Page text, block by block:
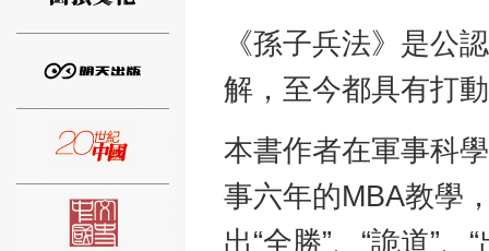
《孫子兵法》是公
解，至今都具有打
本書作者在軍事科
事六年的MBA教學
出“全勝”、“詭道”、